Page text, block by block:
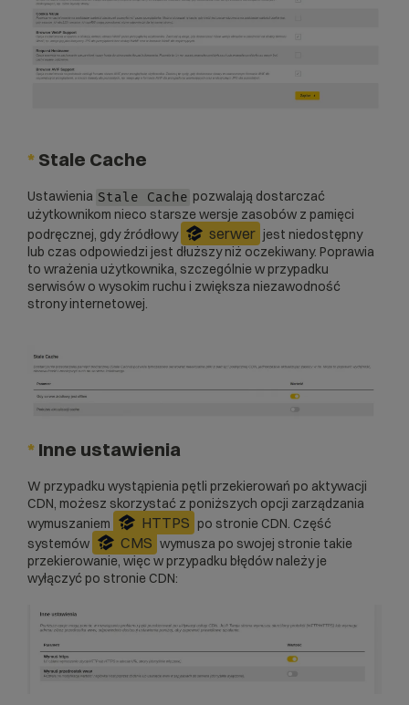
* Stale Cache
Ustawienia Stale Cache pozwalają dostarczać
użytkownikom nieco starsze wersje zasobów z pamięci
podręcznej, gdy źródłowy
serwer jest niedostępny
lub czas odpowiedzi jest dłuższy niż oczekiwany. Poprawia
to wrażenia użytkownika, szczególnie w przypadku
serwisów o wysokim ruchu i zwiększa niezawodność
strony internetowej.
* Inne ustawienia
W przypadku wystąpienia pętli przekierowań po aktywacji
CDN, możesz skorzystać z poniższych opcji zarządzania
wymuszaniem
HTTPS po stronie CDN. Część
systemów
CMS wymusza po swojej stronie takie
przekierowanie, więc w przypadku błędów należy je
wyłączyć po stronie CDN: